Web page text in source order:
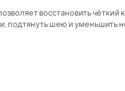
восстановить чёткий
подтянуть шею и уменьшить